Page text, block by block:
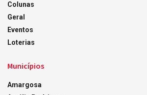
Colunas
Geral
Eventos
Loterias
Municípios
Amargosa